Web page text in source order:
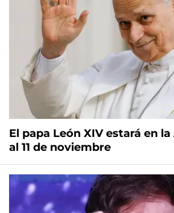
El papa León XIV estará en
al 11 de noviembre